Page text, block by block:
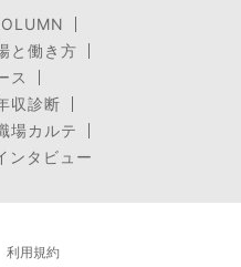
と働き方
ス
収診断
場カルテ
ンタビュー
利用規約